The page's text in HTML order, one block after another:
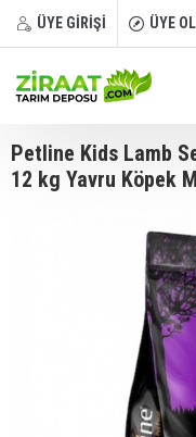
ÜYE GİRİŞİ ÜYE OL
Petline Kids Lamb
12 kg Yavru Köpek